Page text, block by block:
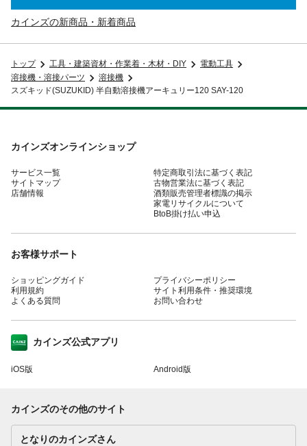
カインズの新商品・新着商品
トップ 工具・建築資材・作業着・木材・DIY
電動工具
溶接機・溶接パーツ
溶接機
スズキッド(SUZUKID) 半自動溶接機アーキュリー120 SAY-120
カインズオンラインショップ
サービス一覧
サイトマップ
店舗情報
特定商取引法に基づく表記
古物営業法に基づく表記
酒類販売管理者標識の掲示
家電リサイクルについて
BtoB掛け払い申込
お客様サポート
ショッピングガイド
利用規約
よくある質問
プライバシーポリシー
サイト利用条件・推奨環境
お問い合わせ
カインズ公式アプリ
iOS版 Android版
カインズのその他のサイト
となりのカインズさん